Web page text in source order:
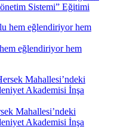
Sistemi” Eğitimi
eğlendiriyor hem
Mahallesi’ndeki
Akademisi İnşa